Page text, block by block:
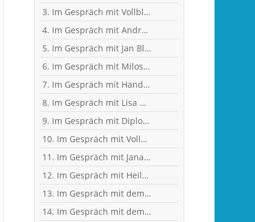
3. Im Gespräch mit Vollblut-Handballer und Personal Trainer Dennis Weit
4. Im Gespräch mit Andreas Kunz, ehemaliger Bundesliga-Spieler, Trainer und Inhaber des MTZ Großwallstadt
5. Im Gespräch mit Jan Blank, ehemaliger Handballer und Kapitän beim Drittligisten TV Kirchzell
6. Im Gespräch mit Milos Putera, Co-Trainer und Torhüter-Trainer beim Erstligisten SC DHfK Leipzig
7. Im Gespräch mit Handball-Trainer Alex Hauptmann
8. Im Gespräch mit Lisa Mößinger - Marketing und Sponsoring Verantwortliche bei den Flames
9. Im Gespräch mit Diplom-Ingenieur und Fitness-Trainer Achim Glaab
10. Im Gespräch mit Vollblut-Handballer Patrick Gempp vom <nobr>TV Großwallstadt</nobr>
11. Im Gespräch mit Jana Pfeil - Gründerin Netzwerk selbständiger Frauen
12. Im Gespräch mit Heilpraktikerin Angelika Rüdel
13. Im Gespräch mit dem ehemaligen TVG-Spieler und Rechtsanwalt Uli Wolf
14. Im Gespräch mit dem ehemaligen Nationaltorhüter, Welt- und Europameister Carsten Lichtlein